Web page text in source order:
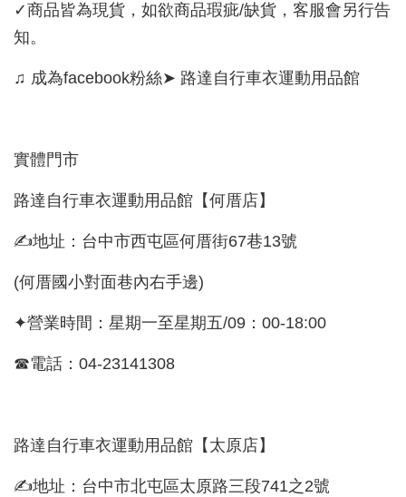
✓商品皆為現貨，如欲商品瑕疵/缺貨，客服會另行告
知。
♫ 成為facebook粉絲➤ 路達自行車衣運動用品館
實體門市
路達自行車衣運動用品館【何厝店】
✍地址：台中市西屯區何厝街67巷13號
(何厝國小對面巷內右手邊)
✦營業時間：星期一至星期五/09：00-18:00
☎電話：04-23141308
路達自行車衣運動用品館【太原店】
✍地址：台中市北屯區太原路三段741之2號